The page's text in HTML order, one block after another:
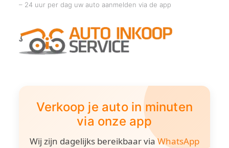
– 24 uur per dag uw auto aanmelden via de app
Verkoop je auto in minuten
via onze app
Wij zijn dagelijks bereikbaar viaWhatsApp